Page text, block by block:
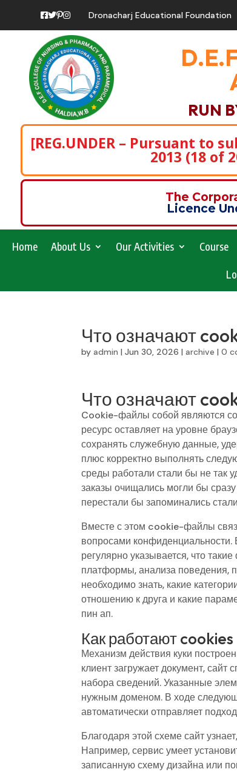
Dronacharj Educational Foundation
RUN
[REG.UNDER – Pursuant to
2013 (18 of
The
Licence
Home About Us Our Activities Course
Что означают
byadmin |Jun 30, 2026 |archive |0
Что означают
Cookie-файлы собой являются
ресурс оставляет на уровне
сохранять служебную данные,
плюс корректно выполнять
среды работали стали бы не так
заказы очищались могли бы
перестали бы запоминались
Вместе с этом cookie-файлы
вопросами конфиденциальности.
регулярно указывается, что
платформы, анализа поведения,
необходимо знать, какие
отношению к друга и какие
пин ап.
Как работают cookies
Механизм действия куки
клиент загружает документ,
набора сведений. Указанные
нужным доменом. В ходе
автоматически отправляет
Благодаря этой схеме сайт
Например, сервис умеет
записанную схему дизайна или